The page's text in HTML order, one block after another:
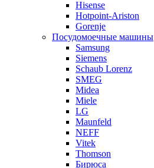
Hisense
Hotpoint-Ariston
Gorenje
Посудомоечные машины
Samsung
Siemens
Schaub Lorenz
SMEG
Midea
Miele
LG
Maunfeld
NEFF
Vitek
Thomson
Бирюса